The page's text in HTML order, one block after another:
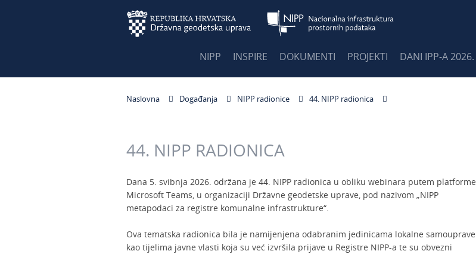
NIPP INSPIRE DOKUMENTI PROJEKTI DANI IPP-A 2026.
Naslovna Događanja NIPP radionice 44. NIPP radionica
44. NIPP RADIONICA
Dana 5. svibnja 2026. održana je 44. NIPP radionica u obliku webinara putem platforme
Microsoft Teams, u organizaciji Državne geodetske uprave, pod nazivom „NIPP
metapodaci za registre komunalne infrastrukture“.
Ova tematska radionica bila je namijenjena odabranim jedinicama lokalne samouprave
kao tijelima javne vlasti koja su već izvršila prijave u Registre NIPP-a te su obvezni